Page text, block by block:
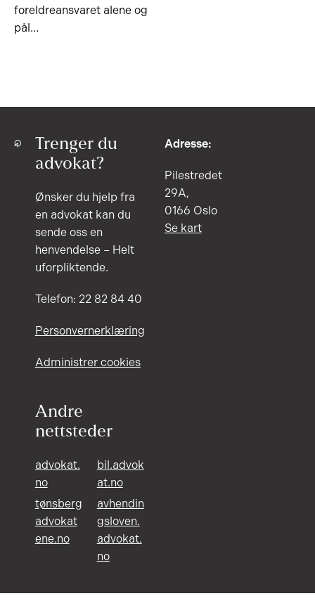
foreldreansvaret alene og
pål…
Trenger du
advokat?
Ønsker du hjelp fra
en advokat kan du
sende oss en
henvendelse – Helt
uforpliktende.
Telefon: 22 82 84 40
Personvernerklæring
Administrer cookies
Andre
nettsteder
advokat.
no
bil.advok
at.no
tønsberg
advokat
ene.no
avhendin
gsloven.
advokat.
no
Adresse:
Pilestredet
29A,
0166 Oslo
Se kart